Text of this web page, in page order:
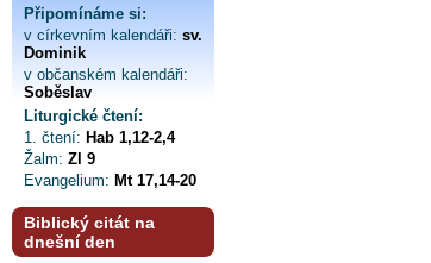
Připomínáme si:
v církevním kalendáři: sv.
Dominik
v občanském kalendáři:
Soběslav
Liturgické čtení:
1. čtení: Hab 1,12-2,4
Žalm: Zl 9
Evangelium: Mt 17,14-20
Biblický citát na
dnešní den